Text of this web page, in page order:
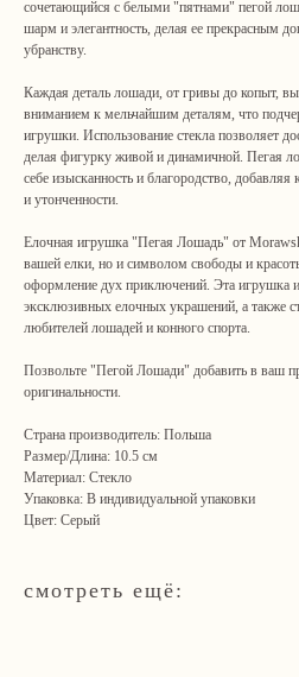
сочетающийся с белыми "пятнами" пегой
шарм и элегантность, делая ее прекрасным
убранству.
Каждая деталь лошади, от гривы до копыт,
вниманием к мельчайшим деталям, что
игрушки. Использование стекла позволяет
делая фигурку живой и динамичной. Пегая
себе изысканность и благородство,
и утонченности.
Елочная игрушка "Пегая Лошадь" от
вашей елки, но и символом свободы и
оформление дух приключений. Эта игрушка
эксклюзивных елочных украшений, а также
любителей лошадей и конного спорта.
Позвольте "Пегой Лошади" добавить в ваш
оригинальности.
Страна производитель: Польша
Размер/Длина: 10.5 см
Материал: Стекло
Упаковка: В индивидуальной упаковки
Цвет: Серый
смотреть ещё:
Связаться с нами
tvoya-
Каталог
Покупателям
О нас
Контакты
Навигация
Адрес шоу-рума:
Санкт-Петербург, Яковлевский пер., 2 (2 этаж,